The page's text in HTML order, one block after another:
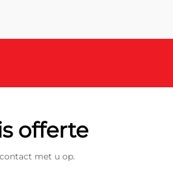
offerte
met u op.